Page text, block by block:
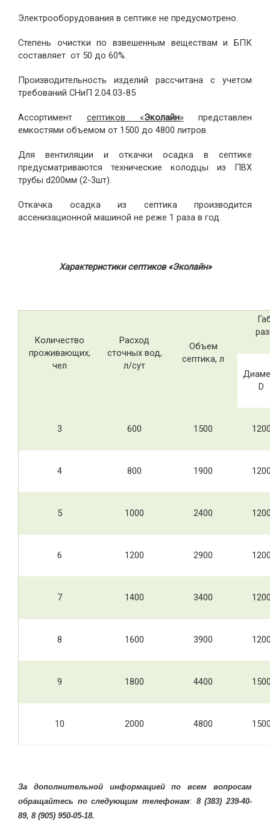
Электрооборудования в септике не предусмотрено.
Степень очистки по взвешенным веществам и БПК
составляет от 50 до 60%.
Производительность изделий рассчитана с учетом
требований СНиП 2.04.03-85
Ассортимент септиков «Эколайн» представлен
емкостями объемом от 1500 до 4800 литров.
Для вентиляции и откачки осадка в септике
предусматриваются технические колодцы из ПВХ
трубы d200мм (2-3шт).
Откачка осадка из септика производится
ассенизационной машиной не реже 1 раза в год.
Характеристики септиков «Эколайн»
Количество
проживающих,
чел
Расход
сточных вод,
л/сут
Объем
септика, л
D
3 600 1500
4 800 1900
5 1000 2400
6 1200 2900
7 1400 3400
8 1600 3900
9 1800 4400
10 2000 4800
За дополнительной информацией по всем вопросам
обращайтесь по следующим телефонам: 8 (383) 239-40-
89, 8 (905) 950-05-18.